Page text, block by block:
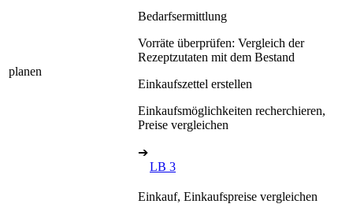
planen
Bedarfsermittlung
Vorräte überprüfen: Vergleich der
Rezeptzutaten mit dem Bestand
Einkaufszettel erstellen
Einkaufsmöglichkeiten recherchieren,
Preise vergleichen
➔
LB 3
Einkauf, Einkaufspreise vergleichen